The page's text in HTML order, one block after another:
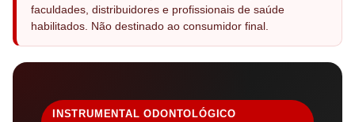
faculdades, distribuidores e profissionais de saúde
habilitados. Não destinado ao consumidor final.
INSTRUMENTAL ODONTOLÓGICO